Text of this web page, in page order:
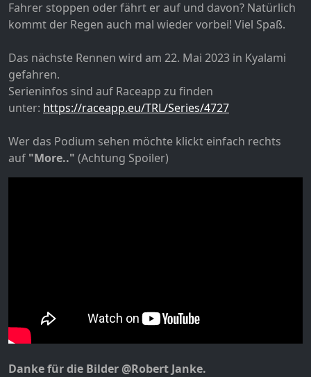
Fahrer stoppen oder fährt er auf und davon? Natürlich
kommt der Regen auch mal wieder vorbei! Viel Spaß.
Das nächste Rennen wird am 22. Mai 2023 in Kyalami
gefahren.
Serieninfos sind auf Raceapp zu finden
unter: https://raceapp.eu/TRL/Series/4727
Wer das Podium sehen möchte klickt einfach rechts
auf "More.." (Achtung Spoiler)
Danke für die Bilder @Robert Janke.